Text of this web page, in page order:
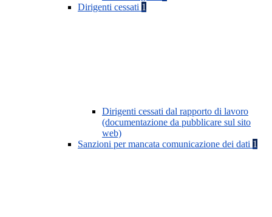
Dirigenti cessati 1
Dirigenti cessati dal rapporto di lavoro
(documentazione da pubblicare sul sito
web)
Sanzioni per mancata comunicazione dei dati 1